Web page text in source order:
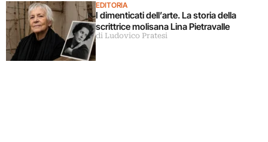
EDITORIA
I dimenticati dell’arte. La storia della
scrittrice molisana Lina Pietravalle
di Ludovico Pratesi